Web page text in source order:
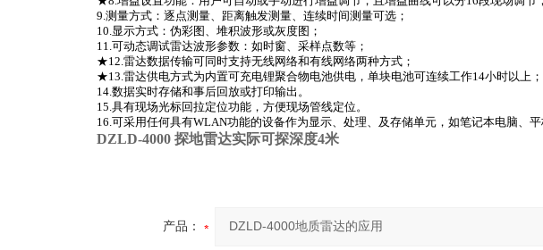
9.测量方式：逐点测量、距离触发测量、连续时间测量可选；
10.显示方式：伪彩图、堆积波形或灰度图；
11.可动态调试雷达波形参数：如时窗、采样点数等；
★12.雷达数据传输可同时支持无线网络和有线网络两种方式；
★13.雷达供电方式为内置可充电锂聚合物电池供电，单块电池可连续工作14小时以上；
14.数据实时存储和事后回放或打印输出。
15.具有现场光标回拉定位功能，方便现场管线定位。
16.可采用任何具有WLAN功能的设备作为显示、处理、及存储单元，如笔记本电脑、
DZLD-4000 探地雷达实际可探深度4米
产品：